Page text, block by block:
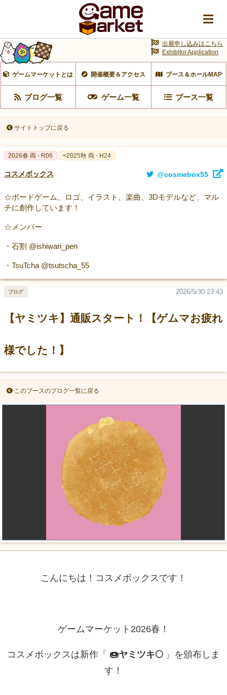
ゲームマーケットとは 開催概要＆アクセス ブース＆ホールMAP
ブログ一覧 ゲーム一覧 ブース一覧
出展申し込みはこちら
Exhibitor Application
サイトトップに戻る
2026春 両 - R06 <2025秋 両 - H24
コスメボックス @cosmebox55
☆ボードゲーム、ロゴ、イラスト、楽曲、3Dモデルなど、マル
チに創作しています！
☆メンバー
・石割 @ishiwari_pen
・TsuTcha @tsutscha_55
【ヤミツキ】通販スタート！【ゲムマお疲れ
様でした！】
2026/5/30 23:43
ブログ
このブースのブログ一覧に戻る
こんにちは！コスメボックスです！
ゲームマーケット2026春！
コスメボックスは新作「 🍩ヤミツキ🌕 」を頒布しま
す！